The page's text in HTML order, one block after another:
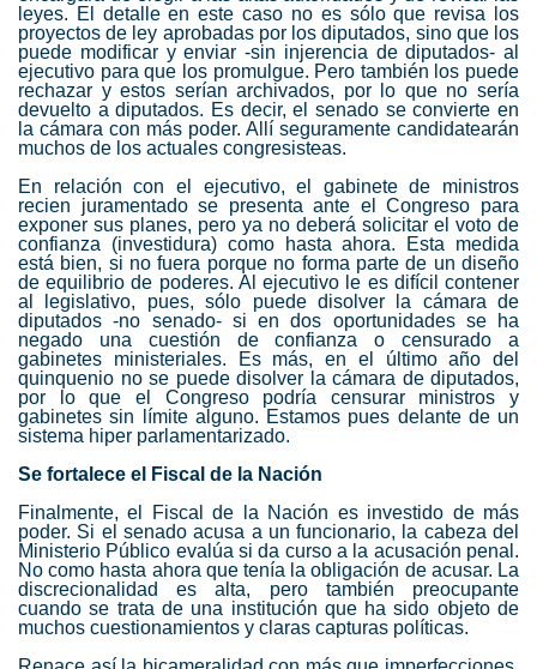
leyes. El detalle en este caso no es sólo que revisa los
proyectos de ley aprobadas por los diputados, sino que los
puede modificar y enviar -sin injerencia de diputados- al
ejecutivo para que los promulgue. Pero también los puede
rechazar y estos serían archivados, por lo que no sería
devuelto a diputados. Es decir, el senado se convierte en
la cámara con más poder. Allí seguramente candidatearán
muchos de los actuales congresisteas.
En relación con el ejecutivo, el gabinete de ministros
recien juramentado se presenta ante el Congreso para
exponer sus planes, pero ya no deberá solicitar el voto de
confianza (investidura) como hasta ahora. Esta medida
está bien, si no fuera porque no forma parte de un diseño
de equilibrio de poderes. Al ejecutivo le es difícil contener
al legislativo, pues, sólo puede disolver la cámara de
diputados -no senado- si en dos oportunidades se ha
negado una cuestión de confianza o censurado a
gabinetes ministeriales. Es más, en el último año del
quinquenio no se puede disolver la cámara de diputados,
por lo que el Congreso podría censurar ministros y
gabinetes sin límite alguno. Estamos pues delante de un
sistema hiper parlamentarizado.
Se fortalece el Fiscal de la Nación
Finalmente, el Fiscal de la Nación es investido de más
poder. Si el senado acusa a un funcionario, la cabeza del
Ministerio Público evalúa si da curso a la acusación penal.
No como hasta ahora que tenía la obligación de acusar. La
discrecionalidad es alta, pero también preocupante
cuando se trata de una institución que ha sido objeto de
muchos cuestionamientos y claras capturas políticas.